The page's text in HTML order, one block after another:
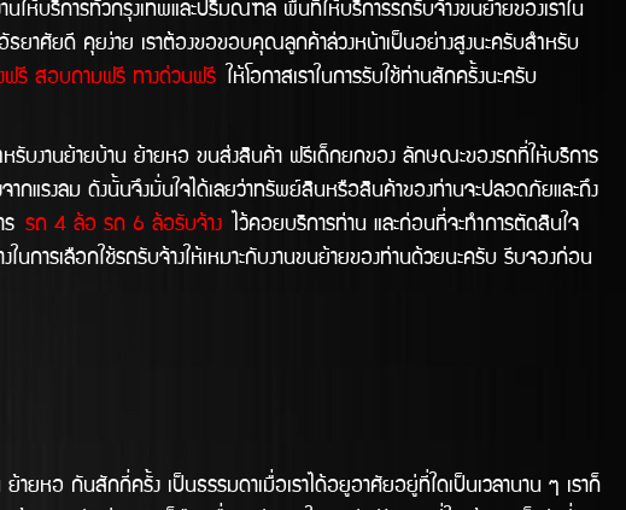
ห้บริการทั่วกรุงเทพและปริมณฑล พื้นที่ให้บริการรถรับจ้างขนย้ายของเราใน
าศัยดี คุยง่าย เราต้องขอขอบคุณลูกค้าล่วงหน้าเป็นอย่างสูงนะครับสำหรับ
ฟรี สอบถามฟรี ทางด่วนฟรี ให้โอกาสเราในการรับใช้ท่านสักครั้งนะครับ
หรับงานย้ายบ้าน ย้ายหอ ขนส่งสินค้า ฟรีเด็กยกของ ลักษณะของรถที่ให้บริการ
แรงลม ดังนั้นจึงมั่นใจได้เลยว่าทรัพย์สินหรือสินค้าของท่านจะปลอดภัยและถึง
ร รถ 4 ล้อ รถ 6 ล้อรับจ้าง ไว้คอยบริการท่าน และก่อนที่จะทำการตัดสินใจ
การเลือกใช้รถรับจ้างให้เหมาะกับงานขนย้ายของท่านด้วยนะครับ รีบจองก่อน
อ กันสักกี่ครั้ง เป็นธรรมดาเมื่อเราได้อยูอาศัยอยู่ที่ใดเป็นเวลานาน ๆ เราก็